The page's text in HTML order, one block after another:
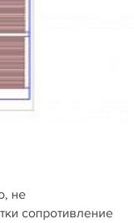
не
сопротивление